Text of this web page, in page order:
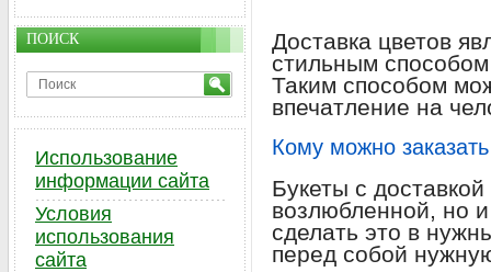
Доставка цветов
стильным
Таким способом
впечатление на
Кому можно
Букеты с
возлюбленной, но
сделать это в
перед собой
ПОИСК
Использование
информации сайта
Условия
использования
сайта